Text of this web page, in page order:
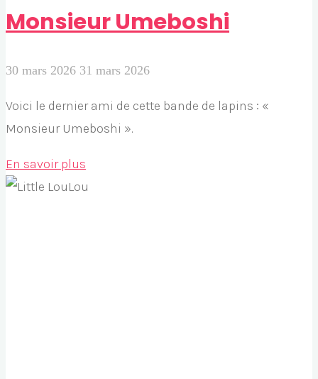
Monsieur Umeboshi
30 mars 2026 31 mars 2026
Voici le dernier ami de cette bande de lapins : «
Monsieur Umeboshi ».
En savoir plus
Umeboshi"